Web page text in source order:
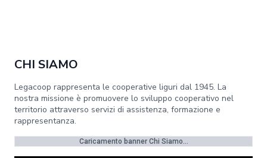
CHI SIAMO
Legacoop rappresenta le cooperative liguri dal 1945. La
nostra missione è promuovere lo sviluppo cooperativo nel
territorio attraverso servizi di assistenza, formazione e
rappresentanza.
Caricamento banner Chi Siamo...